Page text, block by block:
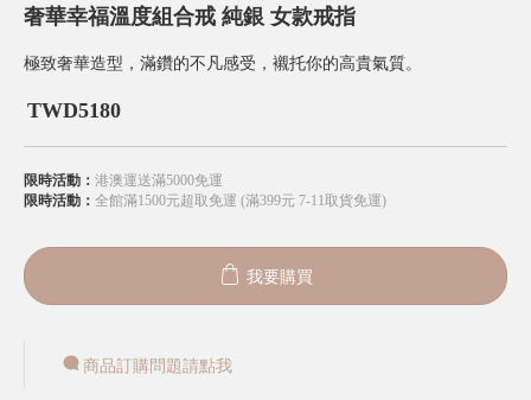
奢華幸福溫度組合戒 純銀 女款戒指
極致奢華造型，滿鑽的不凡感受，襯托你的高貴氣質。
TWD5180
限時活動： 港澳運送滿5000免運
限時活動： 全館滿1500元超取免運 (滿399元 7-11取貨免運)
我要購買
商品訂購問題請點我